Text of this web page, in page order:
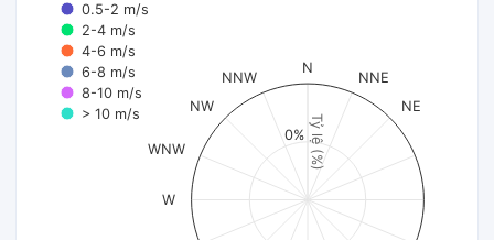
Tỷ lệ (%)
0.5-2 m/s
2-4 m/s
4-6 m/s
6-8 m/s
8-10 m/s
> 10 m/s
N
NNE
NE
W
WNW
NW
NNW
0%